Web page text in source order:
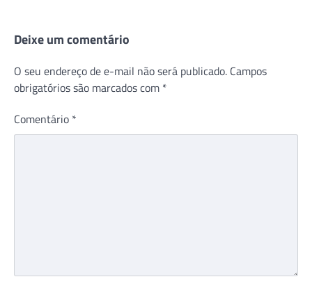
Deixe um comentário
O seu endereço de e-mail não será publicado. Campos
obrigatórios são marcados com *
Comentário *